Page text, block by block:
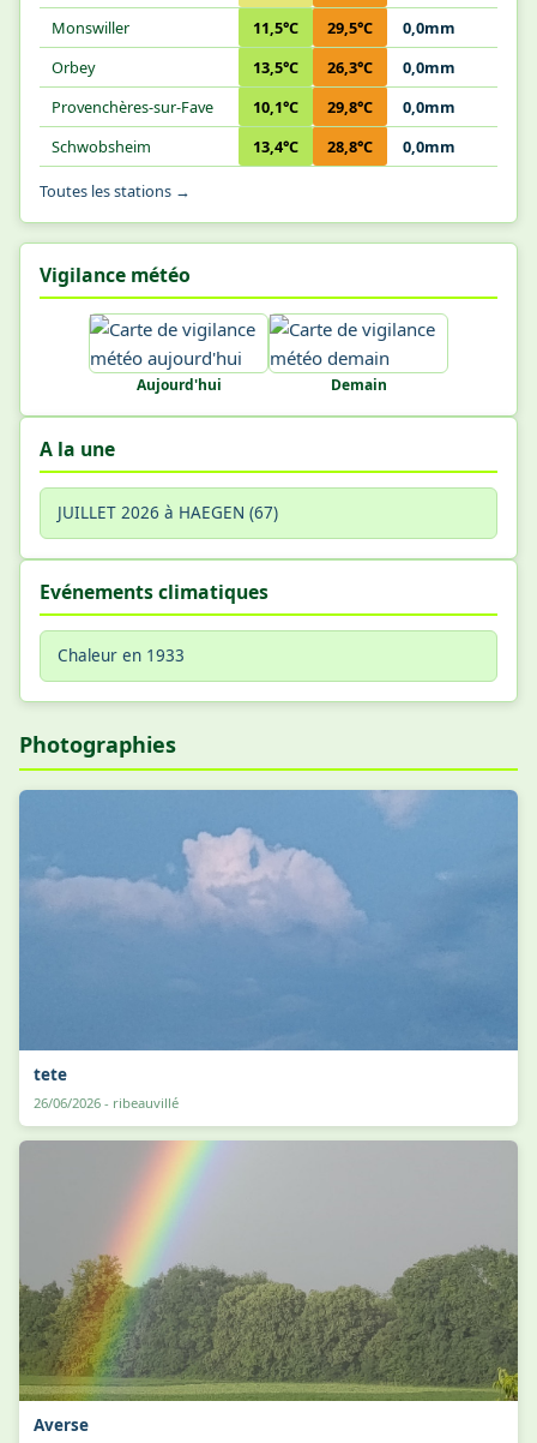
Monswiller
11,5°C 29,5°C
0,0mm
Orbey
13,5°C 26,3°C
0,0mm
Provenchères-sur-Fave
10,1°C 29,8°C
0,0mm
Schwobsheim
13,4°C 28,8°C 0,0mm
Toutes les stations →
Vigilance météo
Aujourd'hui Demain
A la une
JUILLET 2026 à HAEGEN (67)
Evénements climatiques
Chaleur en 1933
Photographies
tete
26/06/2026 - ribeauvillé
Averse